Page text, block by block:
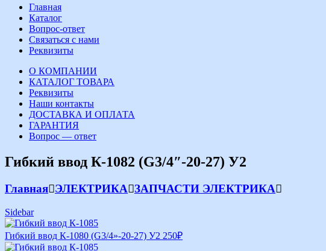
Главная
Каталог
Вопрос-ответ
Связаться с нами
Реквизиты
О КОМПАНИИ
КАТАЛОГ ТОВАРА
Реквизиты
Наши контакты
ДОСТАВКА И ОПЛАТА
ГАРАНТИЯ
Вопрос — ответ
Гибкий ввод К-1082 (G3/4″-20-27) У2
Главная ЭЛЕКТРИКА ЗАПЧАСТИ ЭЛЕКТРИКА
Sidebar
Гибкий ввод К-1080 (G3/4»-20-27) У2 250₽